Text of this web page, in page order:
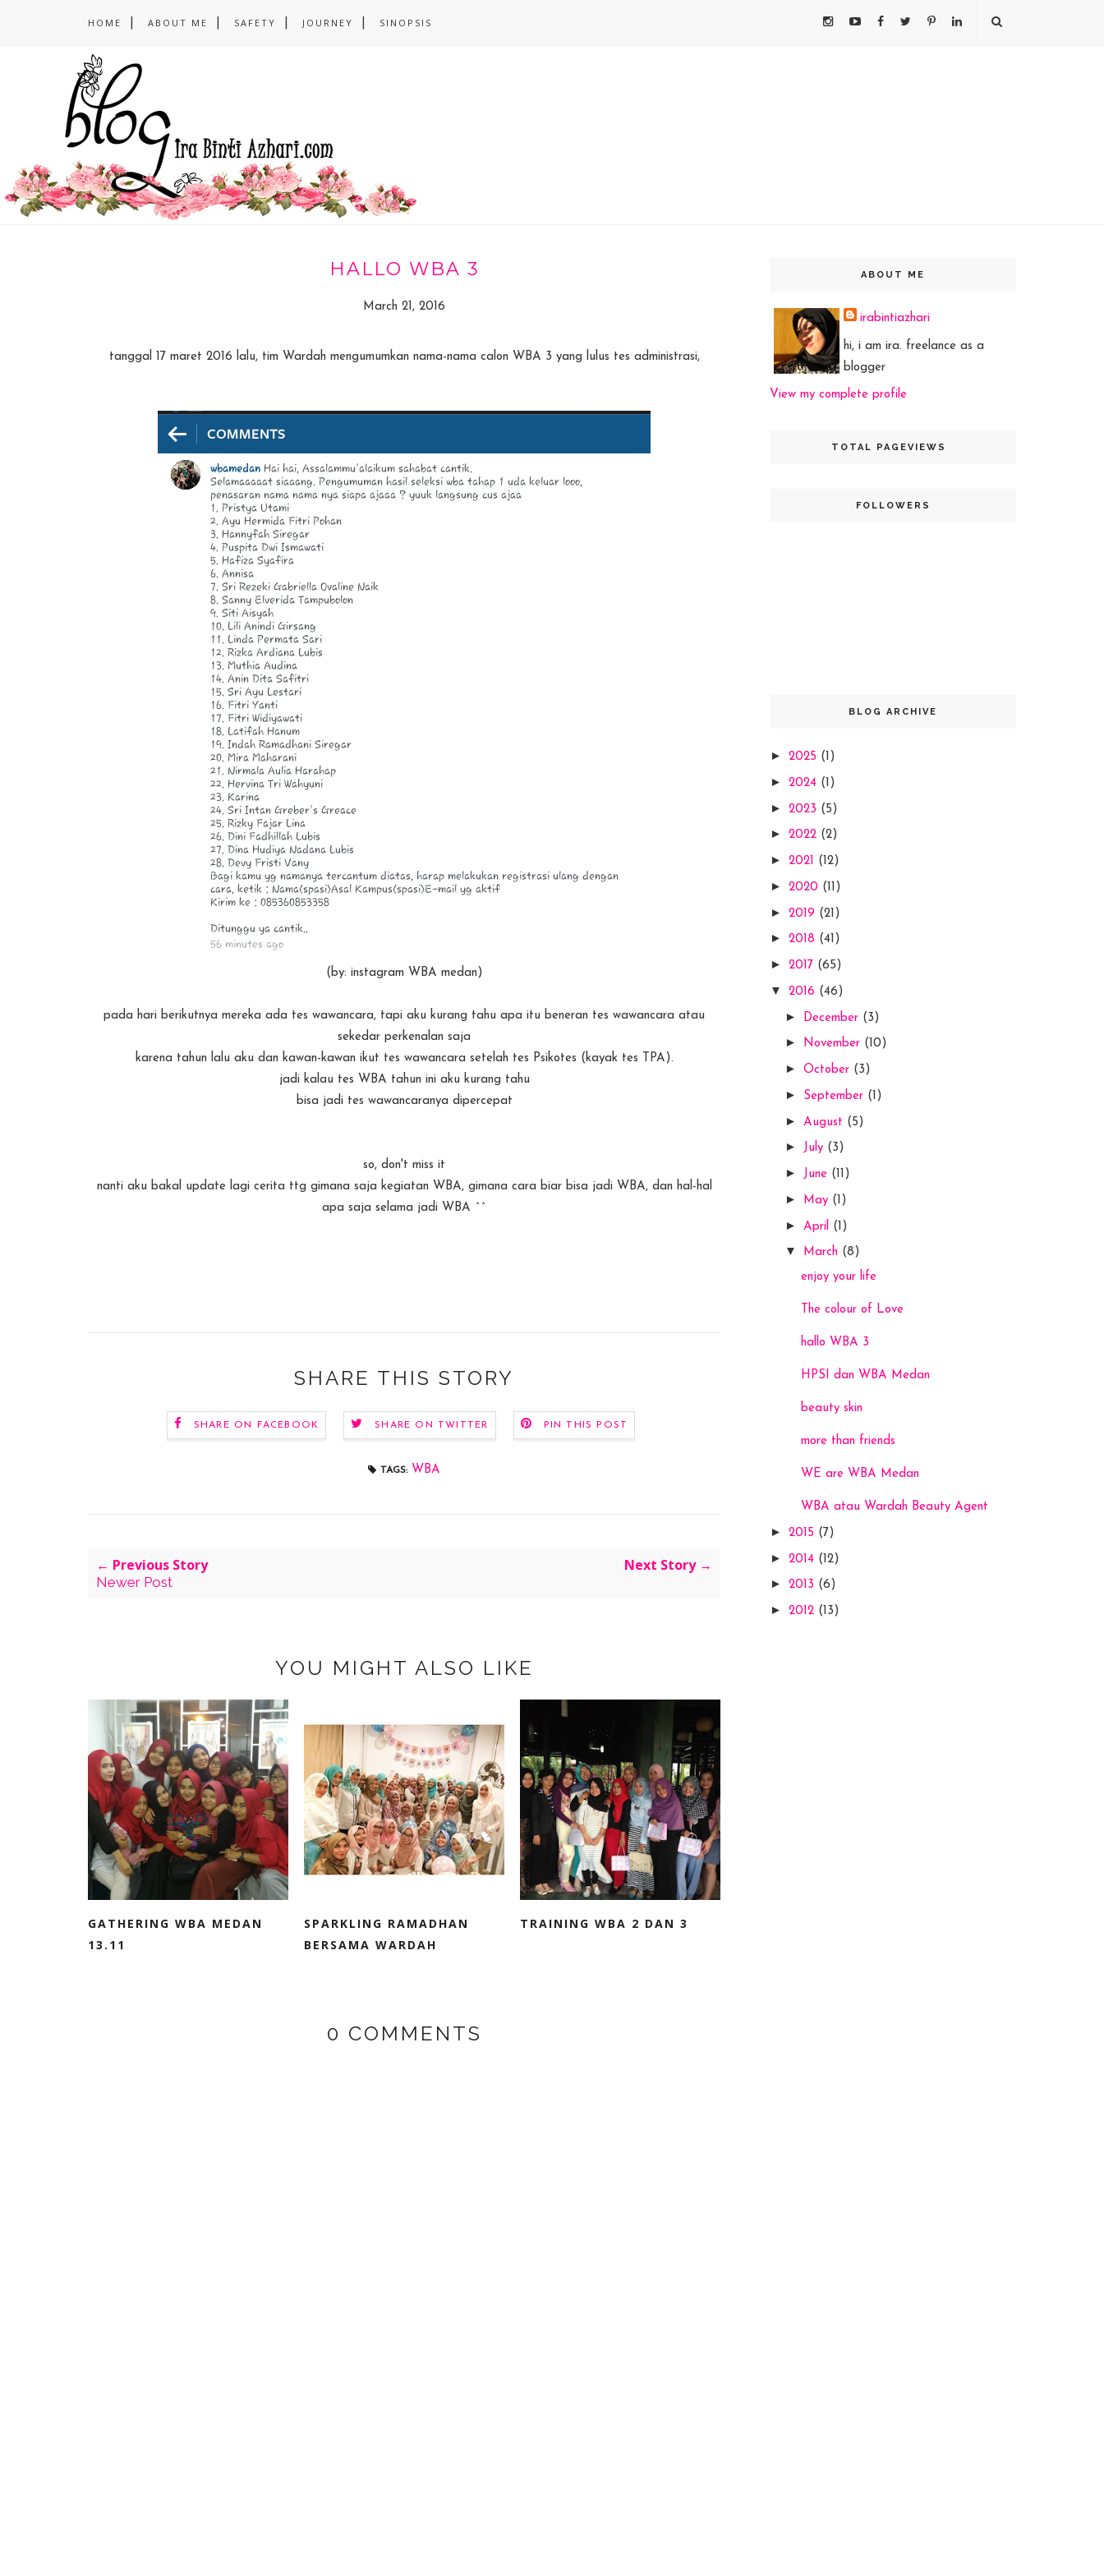
HOME ABOUT ME SAFETY JOURNEY SINOPSIS
HALLO WBA 3
March 21, 2016
tanggal 17 maret 2016 lalu, tim Wardah mengumumkan nama-nama calon WBA 3 yang lulus tes administrasi,
(by: instagram WBA medan)
pada hari berikutnya mereka ada tes wawancara, tapi aku kurang tahu apa itu beneran tes wawancara atau
sekedar perkenalan saja
karena tahun lalu aku dan kawan-kawan ikut tes wawancara setelah tes Psikotes (kayak tes TPA).
jadi kalau tes WBA tahun ini aku kurang tahu
bisa jadi tes wawancaranya dipercepat
so, don't miss it
nanti aku bakal update lagi cerita ttg gimana saja kegiatan WBA, gimana cara biar bisa jadi WBA, dan hal-hal
apa saja selama jadi WBA ^^
SHARE THIS STORY
SHARE ON FACEBOOK SHARE ON TWITTER PIN THIS POST
TAGS: WBA
← Previous Story
Newer Post
Next Story →
YOU MIGHT ALSO LIKE
GATHERING WBA MEDAN
13.11
SPARKLING RAMADHAN
BERSAMA WARDAH
TRAINING WBA 2 DAN 3
0 COMMENTS
ABOUT ME
irabintiazhari
hi, i am ira. freelance as a
blogger
View my complete profile
TOTAL PAGEVIEWS
FOLLOWERS
BLOG ARCHIVE
► 2025 (1)
► 2024 (1)
► 2023 (5)
► 2022 (2)
► 2021 (12)
► 2020 (11)
► 2019 (21)
► 2018 (41)
► 2017 (65)
▼ 2016 (46)
► December (3)
► November (10)
► October (3)
► September (1)
► August (5)
► July (3)
► June (11)
► May (1)
► April (1)
▼ March (8)
enjoy your life
The colour of Love
hallo WBA 3
HPSI dan WBA Medan
beauty skin
more than friends
WE are WBA Medan
WBA atau Wardah Beauty Agent
► 2015 (7)
► 2014 (12)
► 2013 (6)
► 2012 (13)